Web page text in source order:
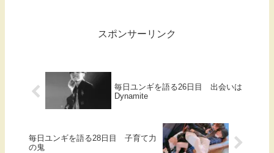
スポンサーリンク
毎日ユンギを語る26日目 出会いは
Dynamite
毎日ユンギを語る28日目 子育て力
の鬼